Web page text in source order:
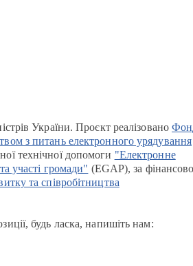
України. Проєкт реалізовано
з питань електронного урядування
технічної допомоги "Електронне
участі громади" (EGAP), за
та співробітництва
будь ласка, напишіть нам: